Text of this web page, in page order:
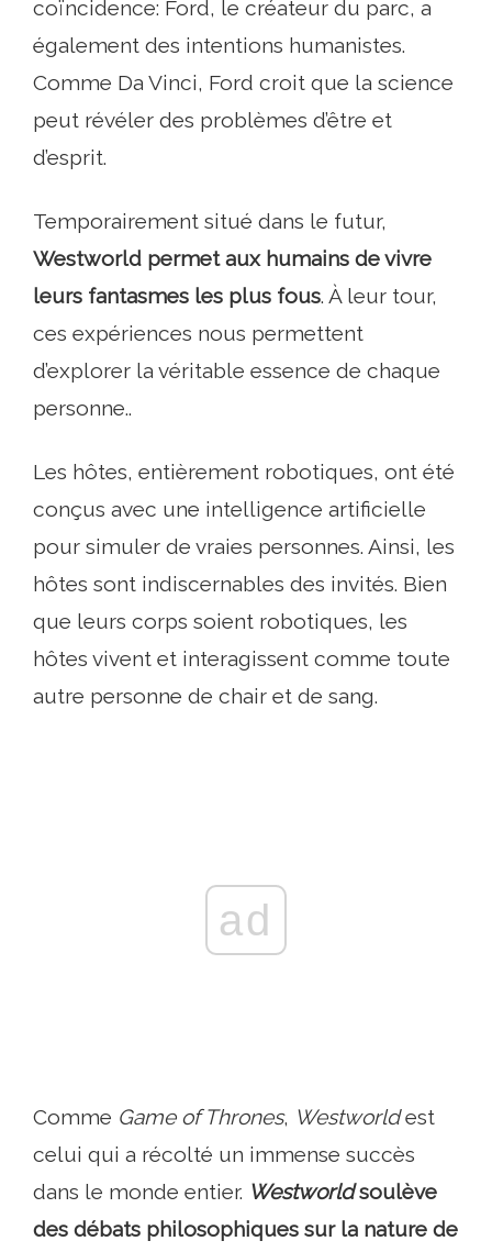
coïncidence: Ford, le créateur du parc, a
également des intentions humanistes.
Comme Da Vinci, Ford croit que la science
peut révéler des problèmes d’être et
d’esprit.
Temporairement situé dans le futur,
Westworld permet aux humains de vivre
leurs fantasmes les plus fous. À leur tour,
ces expériences nous permettent
d’explorer la véritable essence de chaque
personne..
Les hôtes, entièrement robotiques, ont été
conçus avec une intelligence artificielle
pour simuler de vraies personnes. Ainsi, les
hôtes sont indiscernables des invités. Bien
que leurs corps soient robotiques, les
hôtes vivent et interagissent comme toute
autre personne de chair et de sang.
ad
Comme Game of Thrones, Westworldest
celui qui a récolté un immense succès
dans le monde entier. Westworldsoulève
des débats philosophiques sur la nature de